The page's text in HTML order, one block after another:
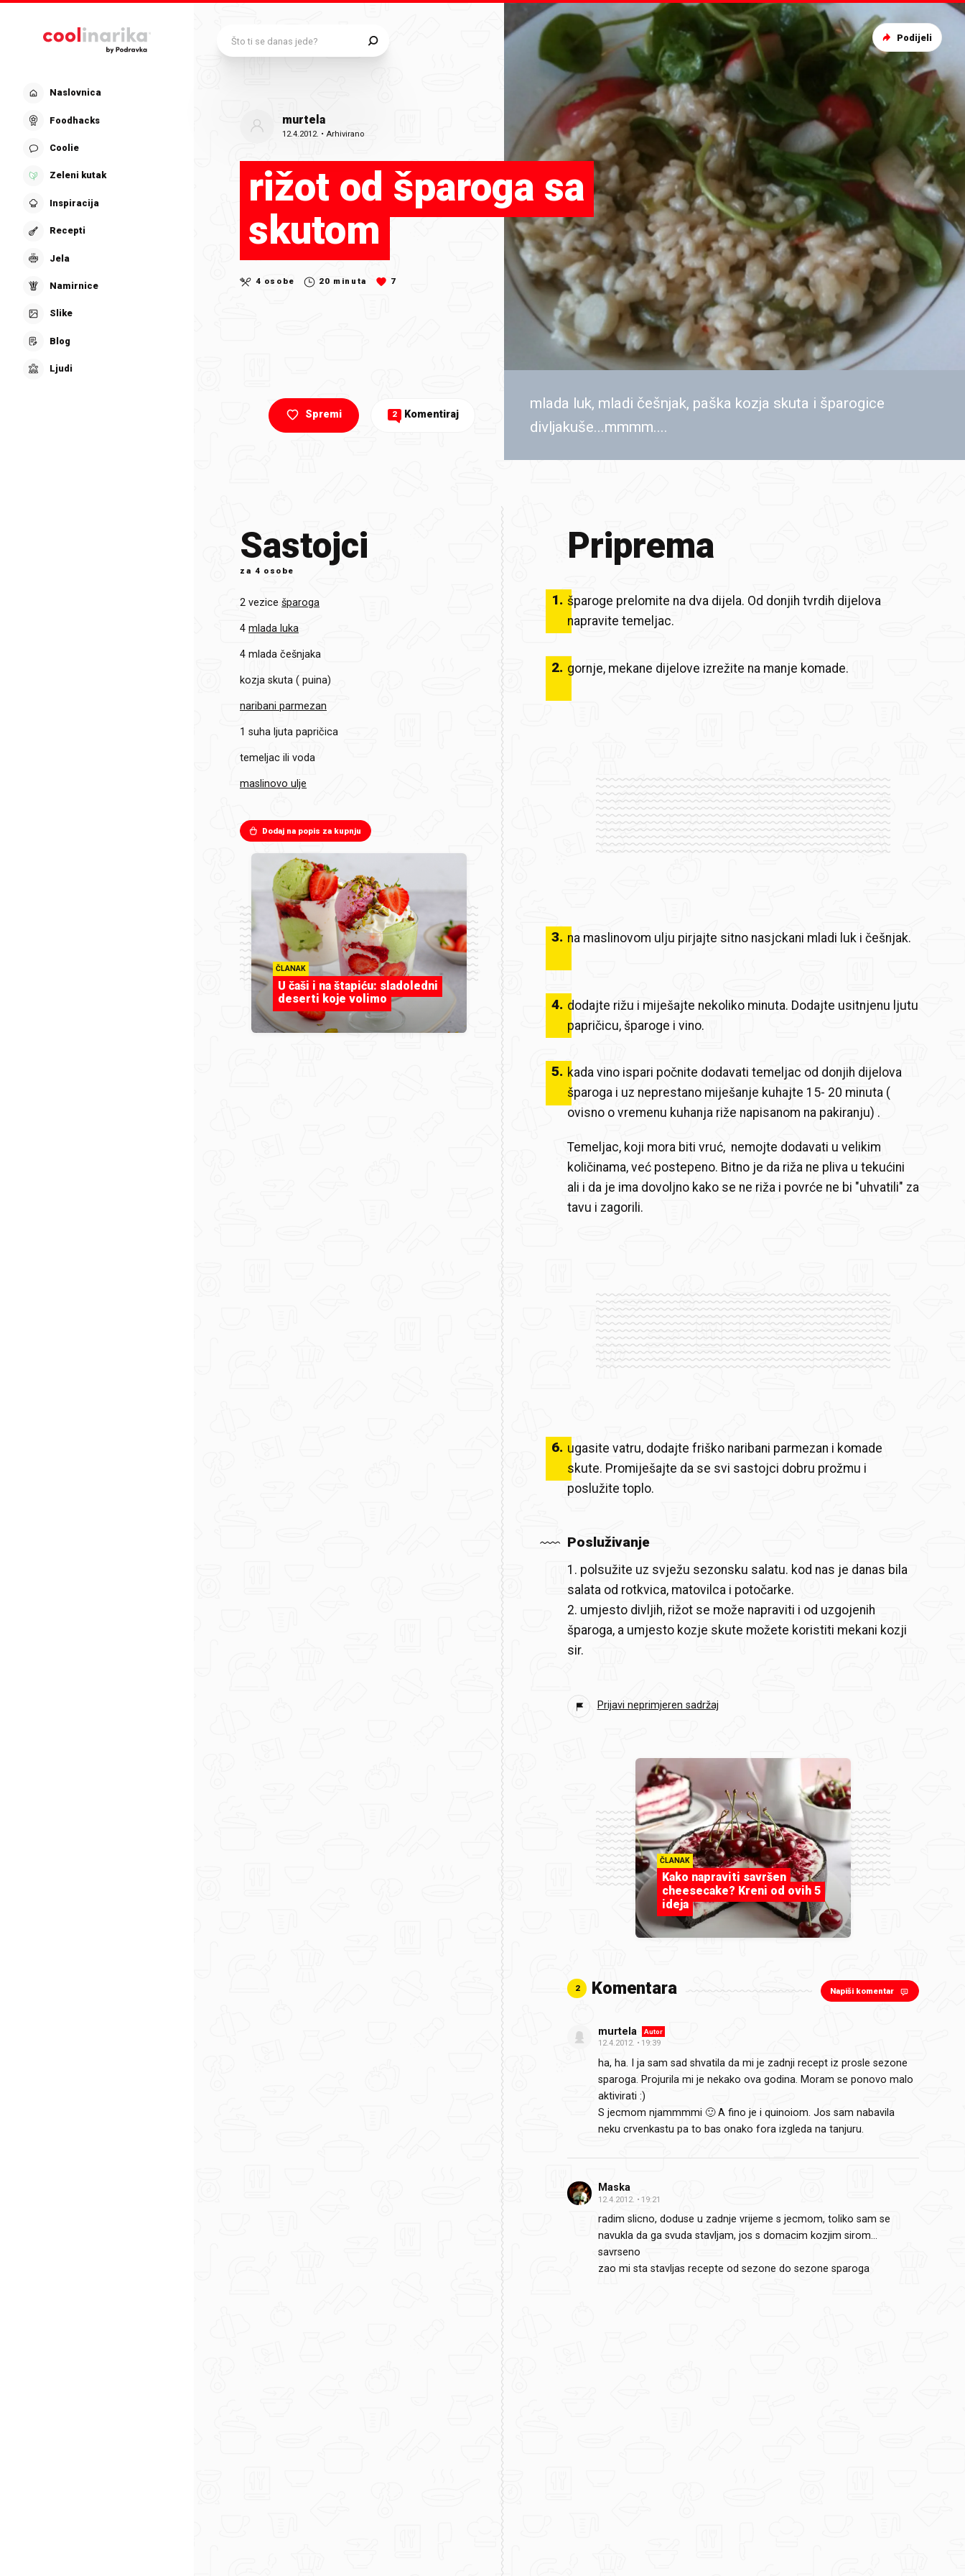
Naslovnica
Foodhacks
Coolie
Zeleni kutak
Inspiracija
Recepti
Jela
Namirnice
Slike
Blog
Ljudi
murtela
12.4.2012. •Arhivirano
rižot od šparoga sa
skutom
4 osobe 20 minuta 7
mlada luk, mladi češnjak, paška kozja skuta i šparogice
divljakuše...mmmm....
Spremi 2 Komentiraj
Podijeli
Sastojci
za 4 osobe
2 vezice šparoga
4 mlada luka
4 mlada češnjaka
kozja skuta ( puina)
naribani parmezan
1 suha ljuta papričica
temeljac ili voda
maslinovo ulje
Dodaj na popis za kupnju
ČLANAK
U čaši i na štapiću: sladoledni
deserti koje volimo
Priprema
1. šparoge prelomite na dva dijela. Od donjih tvrdih dijelova
napravite temeljac.
2. gornje, mekane dijelove izrežite na manje komade.
3. na maslinovom ulju pirjajte sitno nasjckani mladi luk i češnjak.
4. dodajte rižu i miješajte nekoliko minuta. Dodajte usitnjenu ljutu
papričicu, šparoge i vino.
5. kada vino ispari počnite dodavati temeljac od donjih dijelova
šparoga i uz neprestano miješanje kuhajte 15- 20 minuta (
ovisno o vremenu kuhanja riže napisanom na pakiranju) .
Temeljac, koji mora biti vruć, nemojte dodavati u velikim
količinama, već postepeno. Bitno je da riža ne pliva u tekućini
ali i da je ima dovoljno kako se ne riža i povrće ne bi "uhvatili" za
tavu i zagorili.
6. ugasite vatru, dodajte friško naribani parmezan i komade
skute. Promiješajte da se svi sastojci dobru prožmu i
poslužite toplo.
Posluživanje
1. polsužite uz svježu sezonsku salatu. kod nas je danas bila
salata od rotkvica, matovilca i potočarke.
2. umjesto divljih, rižot se može napraviti i od uzgojenih
šparoga, a umjesto kozje skute možete koristiti mekani kozji
sir.
Prijavi neprimjeren sadržaj
ČLANAK
Kako napraviti savršen
cheesecake? Kreni od ovih 5
ideja
2 Komentara Napiši komentar
murtela Autor
12.4.2012. 19:39
ha, ha. I ja sam sad shvatila da mi je zadnji recept iz prosle sezone
sparoga. Projurila mi je nekako ova godina. Moram se ponovo malo
aktivirati :)
S jecmom njammmmi 🙂 A fino je i quinoiom. Jos sam nabavila
neku crvenkastu pa to bas onako fora izgleda na tanjuru.
Maska
12.4.2012. 19:21
radim slicno, doduse u zadnje vrijeme s jecmom, toliko sam se
navukla da ga svuda stavljam, jos s domacim kozjim sirom...
savrseno
zao mi sta stavljas recepte od sezone do sezone sparoga
Što ti se danas jede?